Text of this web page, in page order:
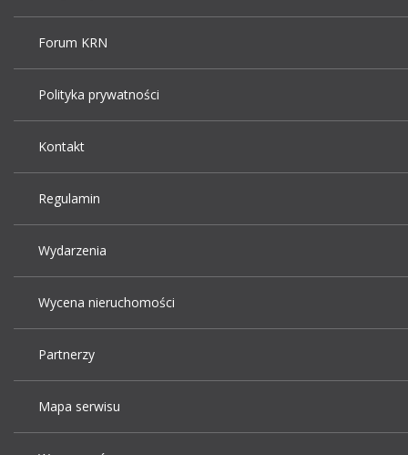
Forum KRN
Polityka prywatności
Kontakt
Regulamin
Wydarzenia
Wycena nieruchomości
Partnerzy
Mapa serwisu